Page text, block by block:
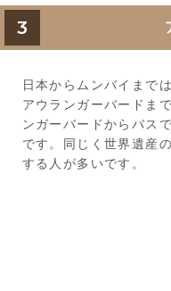
3
日本からムンバイまで
アウランガーバードま
ンガーバードからバス
です。同じく世界遺産
する人が多いです。